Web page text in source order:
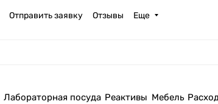
Отправить заявку Отзывы Еще
Лабораторная посуда Реактивы Мебель